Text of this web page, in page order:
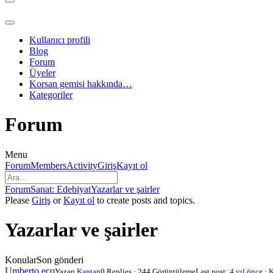
Dolaşım
Dolaşım
menüsüKullanıcı profili
Blog
Forum
Üyeler
Korsan gemisi hakkında…
Kategoriler
Forum
Menu
Forum
Navigasyonu
ForumMembersActivityGirişKayıt ol
Forum
içerik
-
Buradasınız:
ForumSanat: EdebiyatYazarlar ve şairler
Please Giriş orKayıt ol to create posts and topics.
Yazarlar ve şairler
KonularSon gönderi
Umberto eco